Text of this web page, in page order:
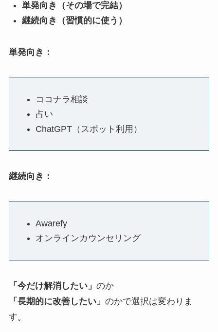
単発向き（その場で完結）
継続向き（習慣的に使う）
単発向き：
ココナラ相談
占い
ChatGPT（スポット利用）
継続向き：
Awarefy
オンラインカウンセリング
「今だけ解消したい」 のか
「長期的に改善したい」 のかで選択は変わりま
す。